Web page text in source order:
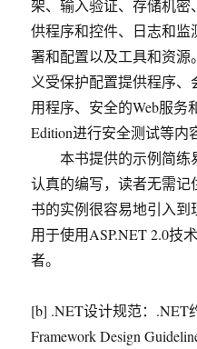
架、输入验证、存储机
供程序和控件、日志和监
署和配置以及工具和资
义受保护配置提供程序、
用程序、安全的Web服务
Edition进行安全测试等内
本书提供的示例简练
认真的编写，读者无需
书的实例很容易地引入
用于使用ASP.NET 2.0技
者。
[b] .NET设计规范：.NET
Framework Design